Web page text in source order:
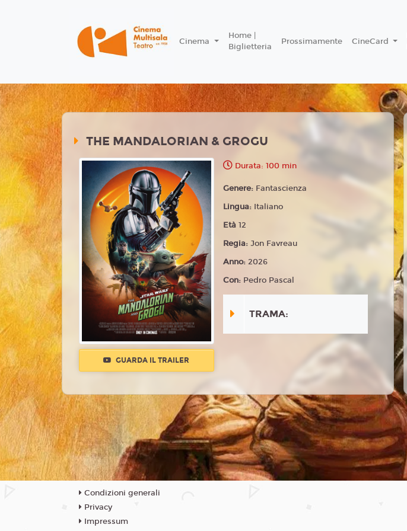
Cinema
Home |
Biglietteria
Prossimamente CineCard
THE MANDALORIAN & GROGU
GUARDA IL TRAILER
Durata: 100 min
Genere: Fantascienza
Lingua: Italiano
Età12
Regia:Jon Favreau
Anno:2026
Con: Pedro Pascal
TRAMA:
Condizioni generali
Privacy
Impressum